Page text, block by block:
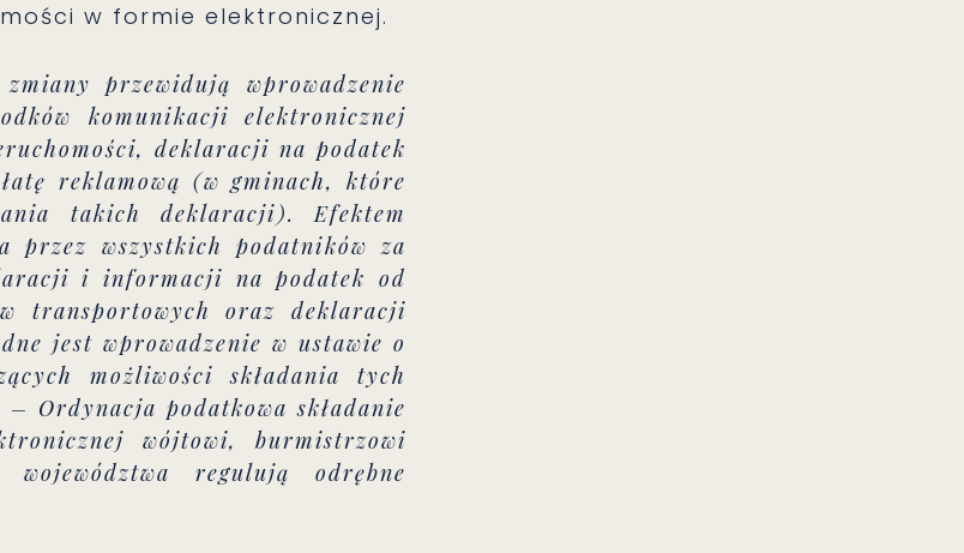
w formie elektronicznej.
przewidują wprowadzenie
komunikacji elektronicznej
deklaracji na podatek
reklamową (w gminach, które
takich deklaracji). Efektem
przez wszystkich podatników za
i informacji na podatek od
transportowych oraz deklaracji
jest wprowadzenie w ustawie o
możliwości składania tych
Ordynacja podatkowa składanie
wójtowi, burmistrzowi
regulują odrębne